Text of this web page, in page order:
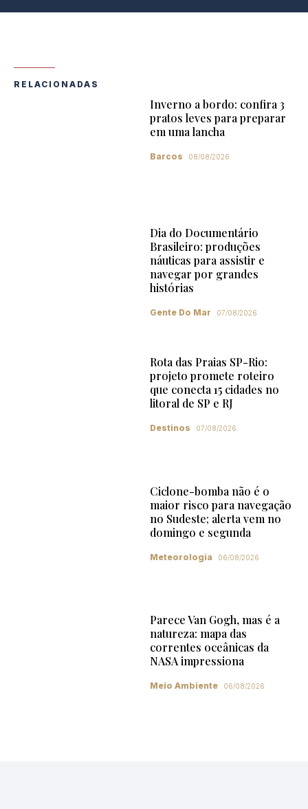
RELACIONADAS
Inverno a bordo: confira 3
pratos leves para preparar
em uma lancha
Barcos 08/08/2026
Dia do Documentário
Brasileiro: produções
náuticas para assistir e
navegar por grandes
histórias
Gente Do Mar 07/08/2026
Rota das Praias SP-Rio:
projeto promete roteiro
que conecta 15 cidades no
litoral de SP e RJ
Destinos 07/08/2026
Ciclone-bomba não é o
maior risco para navegação
no Sudeste; alerta vem no
domingo e segunda
Meteorologia 06/08/2026
Parece Van Gogh, mas é a
natureza: mapa das
correntes oceânicas da
NASA impressiona
Meio Ambiente 06/08/2026